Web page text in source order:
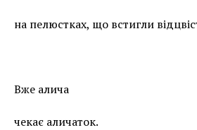
на пелюстках, що встигли
Вже алича
чекає аличаток.